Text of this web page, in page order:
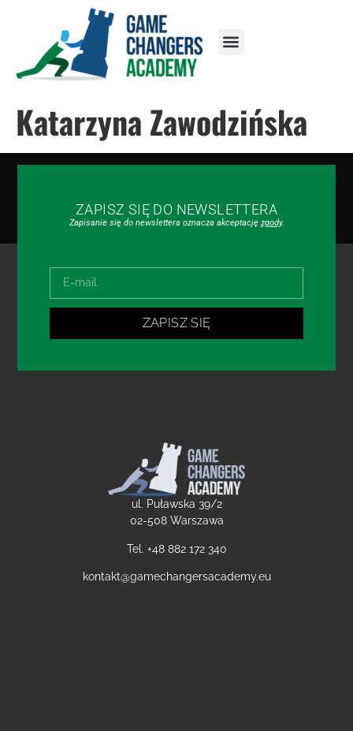
Katarzyna Zawodzińska
ZAPISZ SIĘ DO NEWSLETTERA
Zapisanie się do newslettera oznacza akceptację zgody.
ZAPISZ SIĘ
ul. Puławska 39/2
02-508 Warszawa
Tel. +48 882 172 340
kontakt@gamechangersacademy.eu